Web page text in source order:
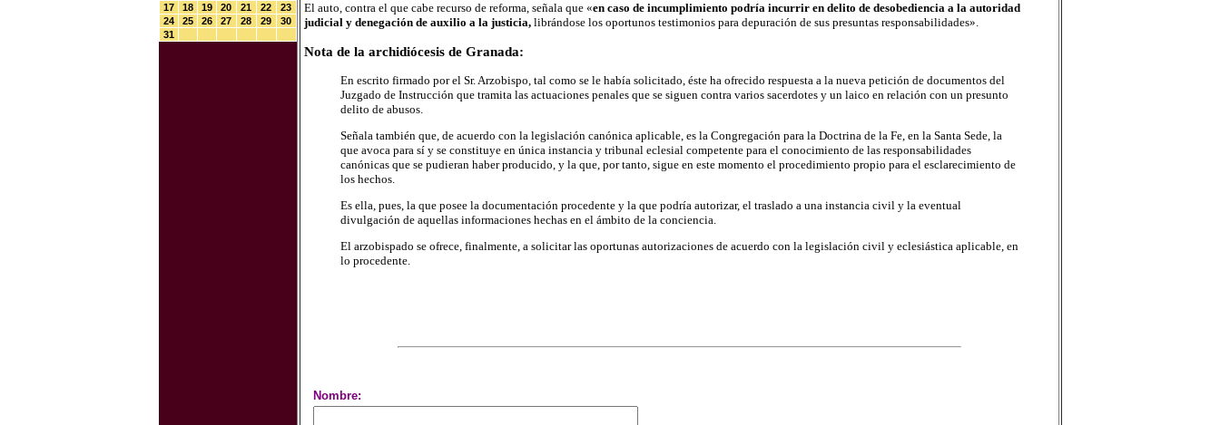
17
18 19 20 21 22
23
24
25 26 27 28 29
30
31
El auto, contra el que cabe recurso de reforma, señala que «en caso de incumplimiento podría incurrir en delito de desobediencia a la autoridad
judicial y denegación de auxilio a la justicia,librándose los oportunos testimonios para depuración de sus presuntas responsabilidades».
Nota de la archidiócesis de Granada:
En escrito firmado por el Sr. Arzobispo, tal como se le había solicitado, éste ha ofrecido respuesta a la nueva petición de documentos del
Juzgado de Instrucción que tramita las actuaciones penales que se siguen contra varios sacerdotes y un laico en relación con un presunto
delito de abusos.
Señala también que, de acuerdo con la legislación canónica aplicable, es la Congregación para la Doctrina de la Fe, en la Santa Sede, la
que avoca para sí y se constituye en única instancia y tribunal eclesial competente para el conocimiento de las responsabilidades
canónicas que se pudieran haber producido, y la que, por tanto, sigue en este momento el procedimiento propio para el esclarecimiento de
los hechos.
Es ella, pues, la que posee la documentación procedente y la que podría autorizar, el traslado a una instancia civil y la eventual
divulgación de aquellas informaciones hechas en el ámbito de la conciencia.
El arzobispado se ofrece, finalmente, a solicitar las oportunas autorizaciones de acuerdo con la legislación civil y eclesiástica aplicable, en
lo procedente.
Nombre: